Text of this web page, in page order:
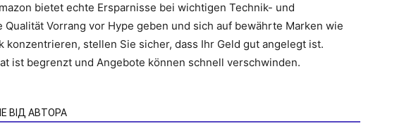
bietet echte Ersparnisse bei wichtigen Technik- und
Qualität Vorrang vor Hype geben und sich auf bewährte Marken wie
konzentrieren, stellen Sie sicher, dass Ihr Geld gut angelegt ist.
ist begrenzt und Angebote können schnell verschwinden.
ВІД АВТОРА